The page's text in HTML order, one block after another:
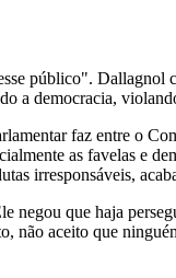
público". Dallagnol
a democracia,
faz entre o
as favelas e
irresponsáveis,
que haja
aceito que